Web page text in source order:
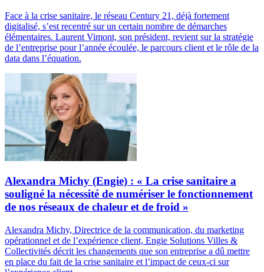
Face à la crise sanitaire, le réseau Century 21, déjà fortement
digitalisé, s’est recentré sur un certain nombre de démarches
élémentaires. Laurent Vimont, son président, revient sur la stratégie
de l’entreprise pour l’année écoulée, le parcours client et le rôle de la
data dans l’équation.
Alexandra Michy (Engie) : « La crise sanitaire a
souligné la nécessité de numériser le fonctionnement
de nos réseaux de chaleur et de froid »
Alexandra Michy, Directrice de la communication, du marketing
opérationnel et de l’expérience client, Engie Solutions Villes &
Collectivités décrit les changements que son entreprise a dû mettre
en place du fait de la crise sanitaire et l’impact de ceux-ci sur